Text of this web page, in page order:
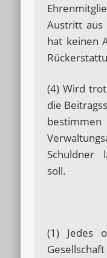
Austritt aus
hat keinen
(4) Wird
die
Schuldner
soll.
(1) Jedes